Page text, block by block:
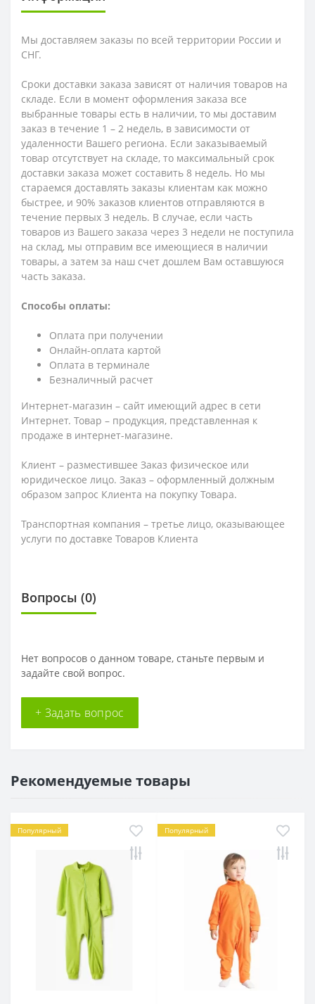
Мы доставляем заказы по всей территории России и
СНГ.
Сроки доставки заказа зависят от наличия товаров на
складе. Если в момент оформления заказа все
выбранные товары есть в наличии, то мы доставим
заказ в течение 1 – 2 недель, в зависимости от
удаленности Вашего региона. Если заказываемый
товар отсутствует на складе, то максимальный срок
доставки заказа может составить 8 недель. Но мы
стараемся доставлять заказы клиентам как можно
быстрее, и 90% заказов клиентов отправляются в
течение первых 3 недель. В случае, если часть
товаров из Вашего заказа через 3 недели не поступила
на склад, мы отправим все имеющиеся в наличии
товары, а затем за наш счет дошлем Вам оставшуюся
часть заказа.
Способы оплаты:
Оплата при получении
Онлайн-оплата картой
Оплата в терминале
Безналичный расчет
Интернет-магазин – сайт имеющий адрес в сети
Интернет. Товар – продукция, представленная к
продаже в интернет-магазине.
Клиент – разместившее Заказ физическое или
юридическое лицо. Заказ – оформленный должным
образом запрос Клиента на покупку Товара.
Транспортная компания – третье лицо, оказывающее
услуги по доставке Товаров Клиента
Вопросы (0)
Нет вопросов о данном товаре, станьте первым и
задайте свой вопрос.
+ Задать вопрос
Рекомендуемые товары
Популярный Популярный